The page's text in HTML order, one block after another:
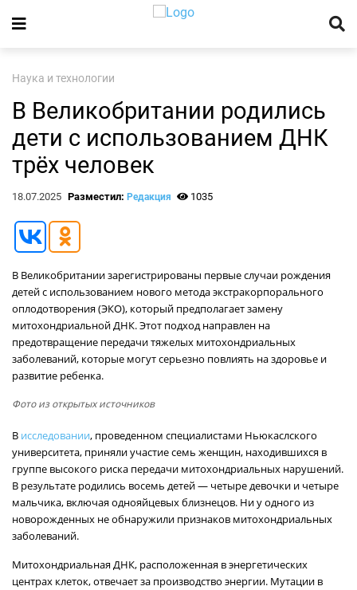
Наука и технологии
В Великобритании родились
дети с использованием ДНК
трёх человек
18.07.2025 Разместил: Редакция 1035
В Великобритании зарегистрированы первые случаи рождения
детей с использованием нового метода экстракорпорального
оплодотворения (ЭКО), который предполагает замену
митохондриальной ДНК. Этот подход направлен на
предотвращение передачи тяжелых митохондриальных
заболеваний, которые могут серьезно повлиять на здоровье и
развитие ребенка.
Фото из открытых источников
В исследовании, проведенном специалистами Ньюкаслского
университета, приняли участие семь женщин, находившихся в
группе высокого риска передачи митохондриальных нарушений.
В результате родились восемь детей — четыре девочки и четыре
мальчика, включая однояйцевых близнецов. Ни у одного из
новорожденных не обнаружили признаков митохондриальных
заболеваний.
Митохондриальная ДНК, расположенная в энергетических
центрах клеток, отвечает за производство энергии. Мутации в